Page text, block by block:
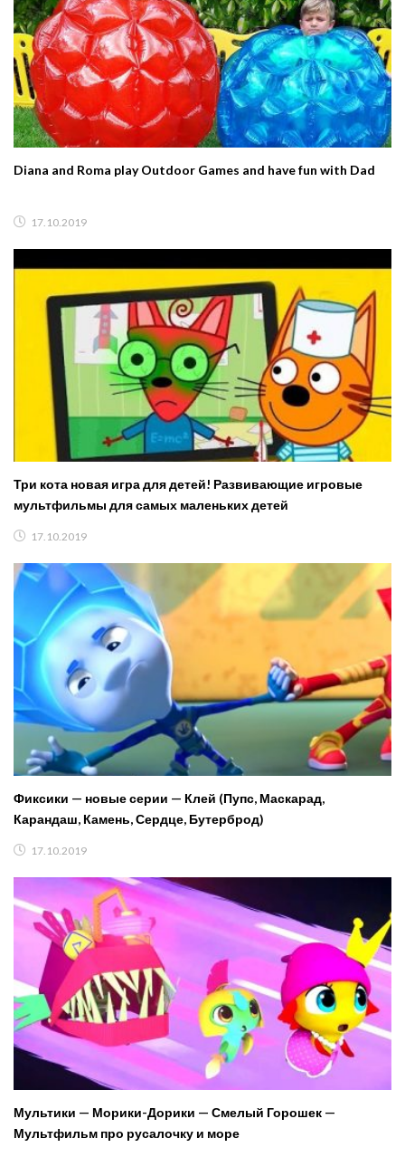
Diana and Roma play Outdoor Games and have fun with Dad
17.10.2019
Три кота новая игра для детей! Развивающие игровые
мультфильмы для самых маленьких детей
17.10.2019
Фиксики — новые серии — Клей (Пупс, Маскарад,
Карандаш, Камень, Сердце, Бутерброд)
17.10.2019
Мультики — Морики-Дорики — Смелый Горошек —
Мультфильм про русалочку и море